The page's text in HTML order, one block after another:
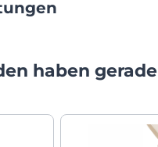
haben gerade